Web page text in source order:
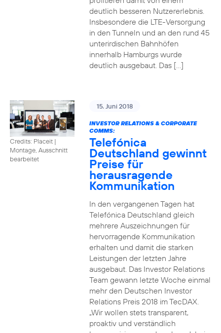
deutlich besseren Nutzererlebnis.
Insbesondere die LTE-Versorgung
in den Tunneln und an den rund 45
unterirdischen Bahnhöfen
innerhalb Hamburgs wurde
deutlich ausgebaut. Das […]
Credits: Placeit |
Montage, Ausschnitt
bearbeitet
15. Juni 2018
INVESTOR RELATIONS & CORPORATE
COMMS:
Telefónica
Deutschland gewinnt
Preise für
herausragende
Kommunikation
In den vergangenen Tagen hat
Telefónica Deutschland gleich
mehrere Auszeichnungen für
hervorragende Kommunikation
erhalten und damit die starken
Leistungen der letzten Jahre
ausgebaut. Das Investor Relations
Team gewann letzte Woche einmal
mehr den Deutschen Investor
Relations Preis 2018 im TecDAX.
„Wir wollen stets transparent,
proaktiv und verständlich